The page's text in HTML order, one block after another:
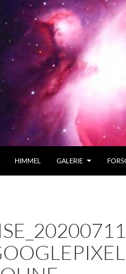
HIMMEL GALERIE